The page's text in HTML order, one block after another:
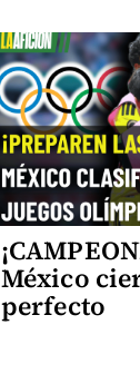
México
perfecto